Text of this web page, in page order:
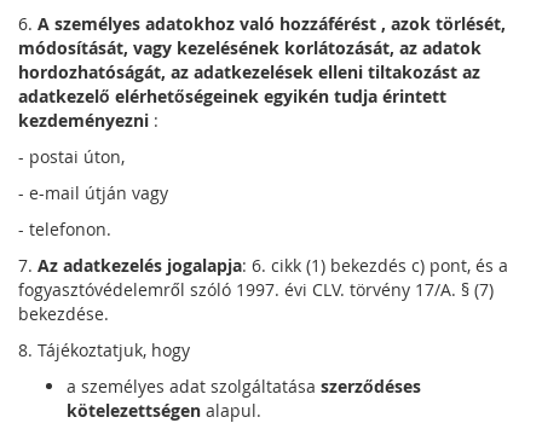
6. A személyes adatokhoz való hozzáférést , azok törlését,
módosítását, vagy kezelésének korlátozását, az adatok
hordozhatóságát, az adatkezelések elleni tiltakozást az
adatkezelő elérhetőségeinek egyikén tudja érintett
kezdeményezni :
- postai úton,
- e-mail útján vagy
- telefonon.
7. Az adatkezelés jogalapja: 6. cikk (1) bekezdés c) pont, és a
fogyasztóvédelemről szóló 1997. évi CLV. törvény 17/A. § (7)
bekezdése.
8. Tájékoztatjuk, hogy
a személyes adat szolgáltatása szerződéses
kötelezettségen alapul.